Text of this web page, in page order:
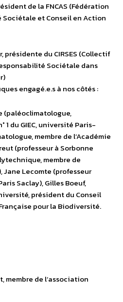
de la FNCAS (Fédération
et Conseil en Action
présidente du CIRSES (Collectif
Sociétale dans
engagé.e.s à nos côtés :
(paléoclimatologue,
1 du GIEC, université Paris-
membre de l’Académie
(professeur à Sorbonne
membre de
Jane Lecomte (professeur
Saclay), Gilles Boeuf,
président du Conseil
pour la Biodiversité.
membre de l’association